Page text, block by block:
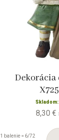
Dekorácia
Skladom:
8,30 €
1 balenie = 6/72